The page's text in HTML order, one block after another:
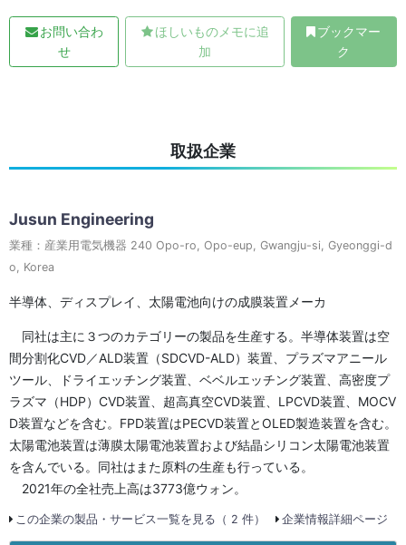
お問い合わ
せ
ほしいものメモに追
加
ブックマー
ク
取扱企業
Jusun Engineering
業種：産業用電気機器 240 Opo-ro, Opo-eup, Gwangju-si, Gyeonggi-d
o, Korea
半導体、ディスプレイ、太陽電池向けの成膜装置メーカ
同社は主に３つのカテゴリーの製品を生産する。半導体装置は空
間分割化CVD／ALD装置（SDCVD-ALD）装置、プラズマアニール
ツール、ドライエッチング装置、ベベルエッチング装置、高密度プ
ラズマ（HDP）CVD装置、超高真空CVD装置、LPCVD装置、MOCV
D装置などを含む。FPD装置はPECVD装置とOLED製造装置を含む。
太陽電池装置は薄膜太陽電池装置および結晶シリコン太陽電池装置
を含んでいる。同社はまた原料の生産も行っている。
2021年の全社売上高は3773億ウォン。
この企業の製品・サービス一覧を見る（ 2 件） 企業情報詳細ページ